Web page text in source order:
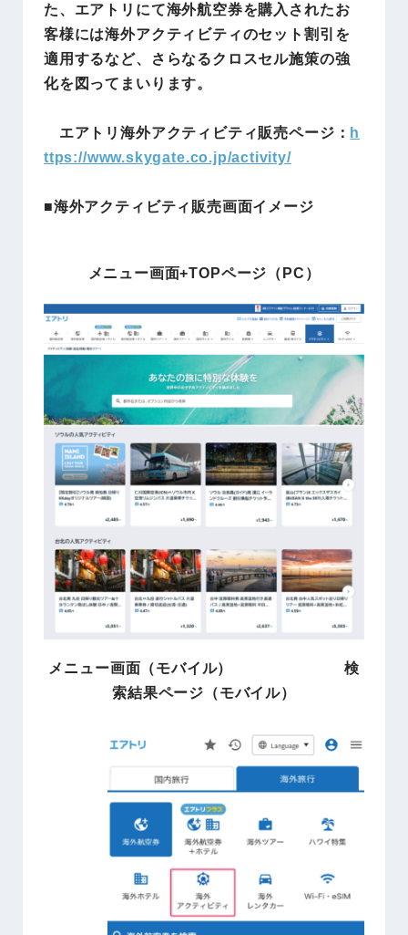
た、エアトリにて海外航空券を購入されたお
客様には海外アクティビティのセット割引を
適用するなど、さらなるクロスセル施策の強
化を図ってまいります。
エアトリ海外アクティビティ販売ページ： h
ttps://www.skygate.co.jp/activity/
■海外アクティビティ販売画面イメージ
メニュー画面+TOPページ（PC）
メニュー画面（モバイル） 検
索結果ページ（モバイル）